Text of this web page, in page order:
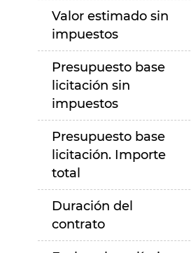
Valor estimado sin
impuestos
Presupuesto base
licitación sin
impuestos
Presupuesto base
licitación. Importe
total
Duración del
contrato